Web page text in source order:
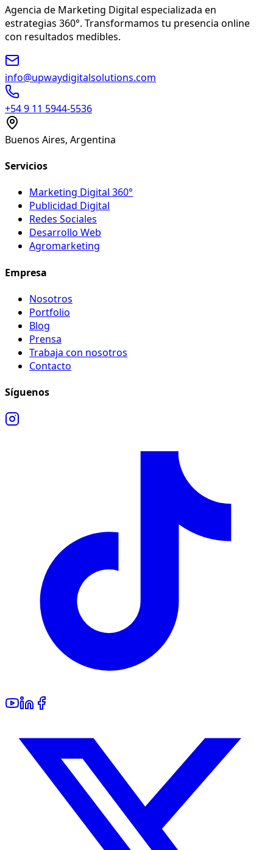
Agencia de Marketing Digital especializada en
estrategias 360°. Transformamos tu presencia online
con resultados medibles.
info@upwaydigitalsolutions.com
+54 9 11 5944-5536
Buenos Aires, Argentina
Servicios
Marketing Digital 360°
Publicidad Digital
Redes Sociales
Desarrollo Web
Agromarketing
Empresa
Nosotros
Portfolio
Blog
Prensa
Trabaja con nosotros
Contacto
Síguenos